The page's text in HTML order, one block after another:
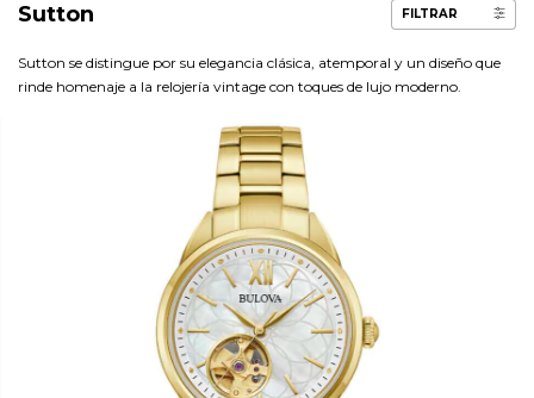
Sutton FILTRAR
Sutton se distingue por su elegancia clásica, atemporal y un diseño que
rinde homenaje a la relojería vintage con toques de lujo moderno.